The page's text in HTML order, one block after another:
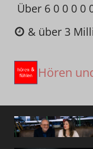
Zum
Inhalt
springen
Über 6 0 0 0 0
& über 3
Hören